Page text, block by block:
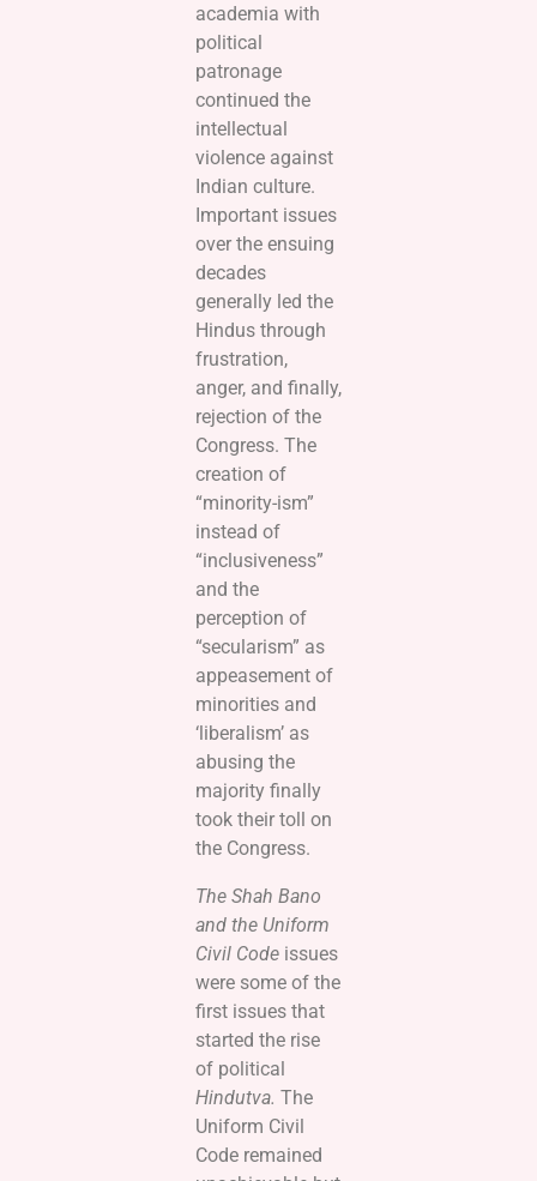
academia with
political
patronage
continued the
intellectual
violence against
Indian culture.
Important issues
over the ensuing
decades
generally led the
Hindus through
frustration,
anger, and finally,
rejection of the
Congress. The
creation of
“minority-ism”
instead of
“inclusiveness”
and the
perception of
“secularism” as
appeasement of
minorities and
‘liberalism’ as
abusing the
majority finally
took their toll on
the Congress.
The Shah Bano
and the Uniform
Civil Codeissues
were some of the
first issues that
started the rise
of political
Hindutva. The
Uniform Civil
Code remained